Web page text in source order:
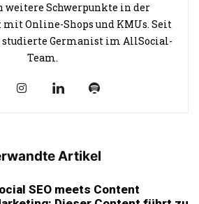
weitere Schwerpunkte in der
Online-Shops und KMUs. Seit
studierte Germanist im AllSocial-
Team.
Artikel
SEO meets Content